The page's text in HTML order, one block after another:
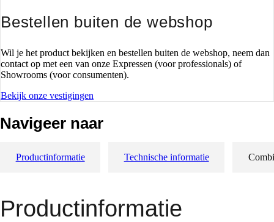
Bestellen buiten de webshop
Wil je het product bekijken en bestellen buiten de webshop, neem dan
contact op met een van onze Expressen (voor professionals) of
Showrooms (voor consumenten).
Bekijk onze vestigingen
Navigeer naar
Productinformatie Technische informatie
Productinformatie